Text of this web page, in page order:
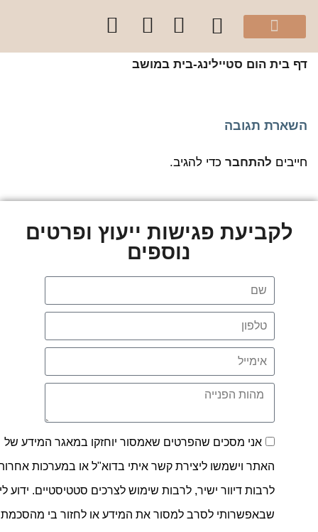
בית הום סטיילינג-בית במושב
תגובה
להתחברכדי להגיב.
לקביעת פגישות ייעוץ ופרטים
נוספים
אני מסכים שהפרטים שאמסור יוחזקו במאגר המידע של
האתר וישמשו ליצירת קשר איתי בדוא"ל או במערכות אחרות,
לרבות דיוור ישיר, לרבות שימוש לצרכים סטטיסטיים. ידוע לי
שבאפשרותי לסרב למסור את המידע או לחזור בי מהסכמתי